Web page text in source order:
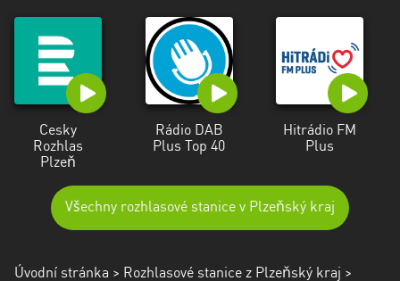
Cesky
Rozhlas
Plzeň
Rádio DAB
Plus Top 40
Hitrádio FM
Plus
Všechny rozhlasové stanice v Plzeňský kraj
Úvodní stránka > Rozhlasové stanice z Plzeňský kraj >